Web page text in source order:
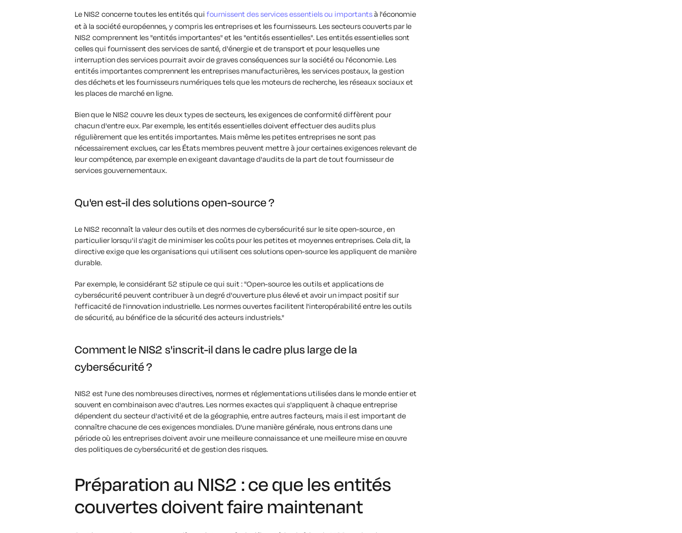
Le NIS2 concerne toutes les entités qui fournissent des services essentiels ou importantsà l'économie
et à la société européennes, y compris les entreprises et les fournisseurs. Les secteurs couverts par le
NIS2 comprennent les "entités importantes" et les "entités essentielles". Les entités essentielles sont
celles qui fournissent des services de santé, d'énergie et de transport et pour lesquelles une
interruption des services pourrait avoir de graves conséquences sur la société ou l'économie. Les
entités importantes comprennent les entreprises manufacturières, les services postaux, la gestion
des déchets et les fournisseurs numériques tels que les moteurs de recherche, les réseaux sociaux et
les places de marché en ligne.
Bien que le NIS2 couvre les deux types de secteurs, les exigences de conformité diffèrent pour
chacun d'entre eux. Par exemple, les entités essentielles doivent effectuer des audits plus
régulièrement que les entités importantes. Mais même les petites entreprises ne sont pas
nécessairement exclues, car les États membres peuvent mettre à jour certaines exigences relevant de
leur compétence, par exemple en exigeant davantage d'audits de la part de tout fournisseur de
services gouvernementaux.
Qu'en est-il des solutions open-source ?
Le NIS2 reconnaît la valeur des outils et des normes de cybersécurité sur le site open-source , en
particulier lorsqu'il s'agit de minimiser les coûts pour les petites et moyennes entreprises. Cela dit, la
directive exige que les organisations qui utilisent ces solutions open-source les appliquent de manière
durable.
Par exemple, le considérant 52 stipule ce qui suit : "Open-source les outils et applications de
cybersécurité peuvent contribuer à un degré d'ouverture plus élevé et avoir un impact positif sur
l'efficacité de l'innovation industrielle. Les normes ouvertes facilitent l'interopérabilité entre les outils
de sécurité, au bénéfice de la sécurité des acteurs industriels."
Comment le NIS2 s'inscrit-il dans le cadre plus large de la
cybersécurité ?
NIS2 est l'une des nombreuses directives, normes et réglementations utilisées dans le monde entier et
souvent en combinaison avec d'autres. Les normes exactes qui s'appliquent à chaque entreprise
dépendent du secteur d'activité et de la géographie, entre autres facteurs, mais il est important de
connaître chacune de ces exigences mondiales. D'une manière générale, nous entrons dans une
période où les entreprises doivent avoir une meilleure connaissance et une meilleure mise en œuvre
des politiques de cybersécurité et de gestion des risques.
Préparation au NIS2 : ce que les entités
couvertes doivent faire maintenant